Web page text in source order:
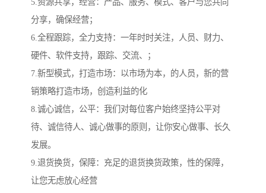
5.资源共享，经营：产品、服务、模式、客户与您共同
分享，确保经营；
6.全程跟踪，全力支持：一年时时关注，人员、财力、
硬件、软件支持，跟踪、交流、；
7.新型模式，打造市场：以市场为本，的人员，新的营
销策略打造市场，创造利益的化
8.诚心诚信，公平：我们对每位客户始终坚持公平对
待、诚信待人、诚心做事的原则，让你安心做事、长久
发展。
9.退货换货，保障：充足的退货换货政策，性的保障，
让您无虑放心经营